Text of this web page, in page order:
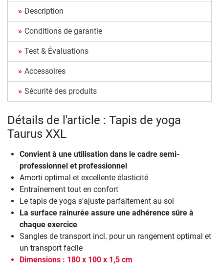
Description
Conditions de garantie
Test & Évaluations
Accessoires
Sécurité des produits
Détails de l'article : Tapis de yoga
Taurus XXL
Convient à une utilisation dans le cadre semi-
professionnel et professionnel
Amorti optimal et excellente élasticité
Entraînement tout en confort
Le tapis de yoga s'ajuste parfaitement au sol
La surface rainurée assure une adhérence sûre à
chaque exercice
Sangles de transport incl. pour un rangement optimal et
un transport facile
Dimensions : 180 x 100 x 1,5 cm